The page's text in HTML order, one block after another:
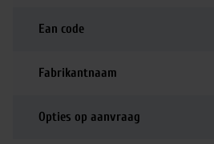
Ean code
Fabrikantnaam
Opties op aanvraag